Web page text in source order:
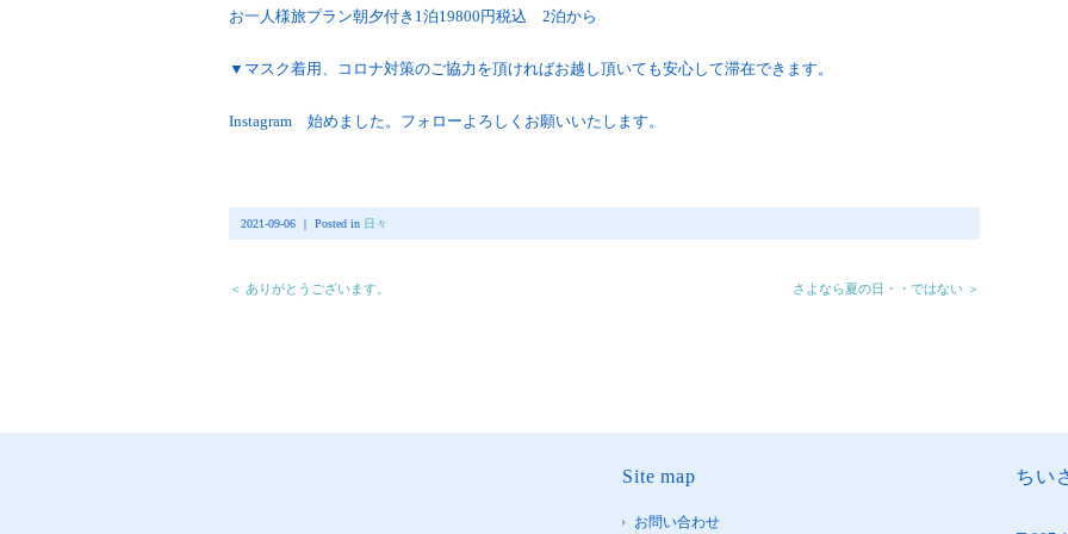
お一人様旅プラン朝夕付き1泊19800円税込 2泊から
▼マスク着用、コロナ対策のご協力を頂ければお越し頂いても安心して滞在できます。
Instagram 始めました。フォローよろしくお願いいたします。
2021-09-06 ｜ Posted in 日々
＜ ありがとうございます。 さよなら夏の日・・ではない ＞
Site map
お問い合わせ
ちい